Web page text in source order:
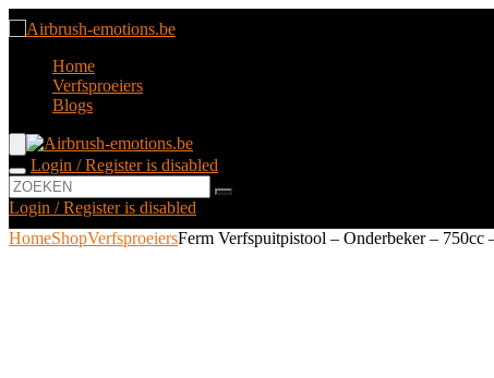
Home
Verfsproeiers
Blogs
Login / Register is disabled
Login / Register is disabled
HomeShopVerfsproeiersFerm Verfspuitpistool – Onderbeker – 750cc